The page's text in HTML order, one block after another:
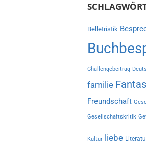
Belletristik
Challengebeitrag
familie
Freundschaft
Gesellschaftskritik
Kultur liebe